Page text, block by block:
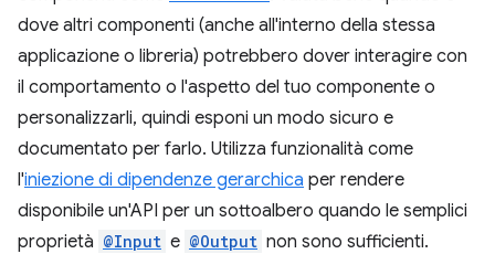
dove altri componenti (anche all'interno della stessa
applicazione o libreria) potrebbero dover interagire con
il comportamento o l'aspetto del tuo componente o
personalizzarli, quindi esponi un modo sicuro e
documentato per farlo. Utilizza funzionalità come
l'iniezione di dipendenze gerarchica per rendere
disponibile un'API per un sottoalbero quando le semplici
proprietà @Input e @Output non sono sufficienti.